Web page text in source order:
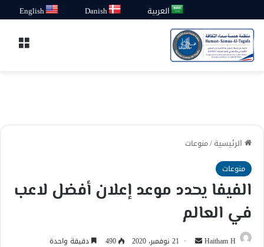
العربية Danish
English
الرئيسية/منوعات
منوعات
الفيفا يحدد موعد إعلان أفضل لاعب
في العالم
Haitham H
أرسل 21 نوفمبر، 2020 490 دقيقة واحدة
FIFA's logo is seen in front of its headquarters during a foggy autumn day in